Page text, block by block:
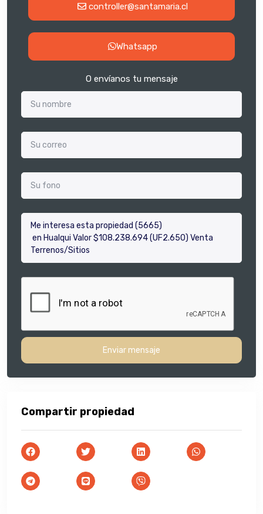
controller@santamaria.cl
Whatsapp
O envíanos tu mensaje
Enviar mensaje
Compartir propiedad